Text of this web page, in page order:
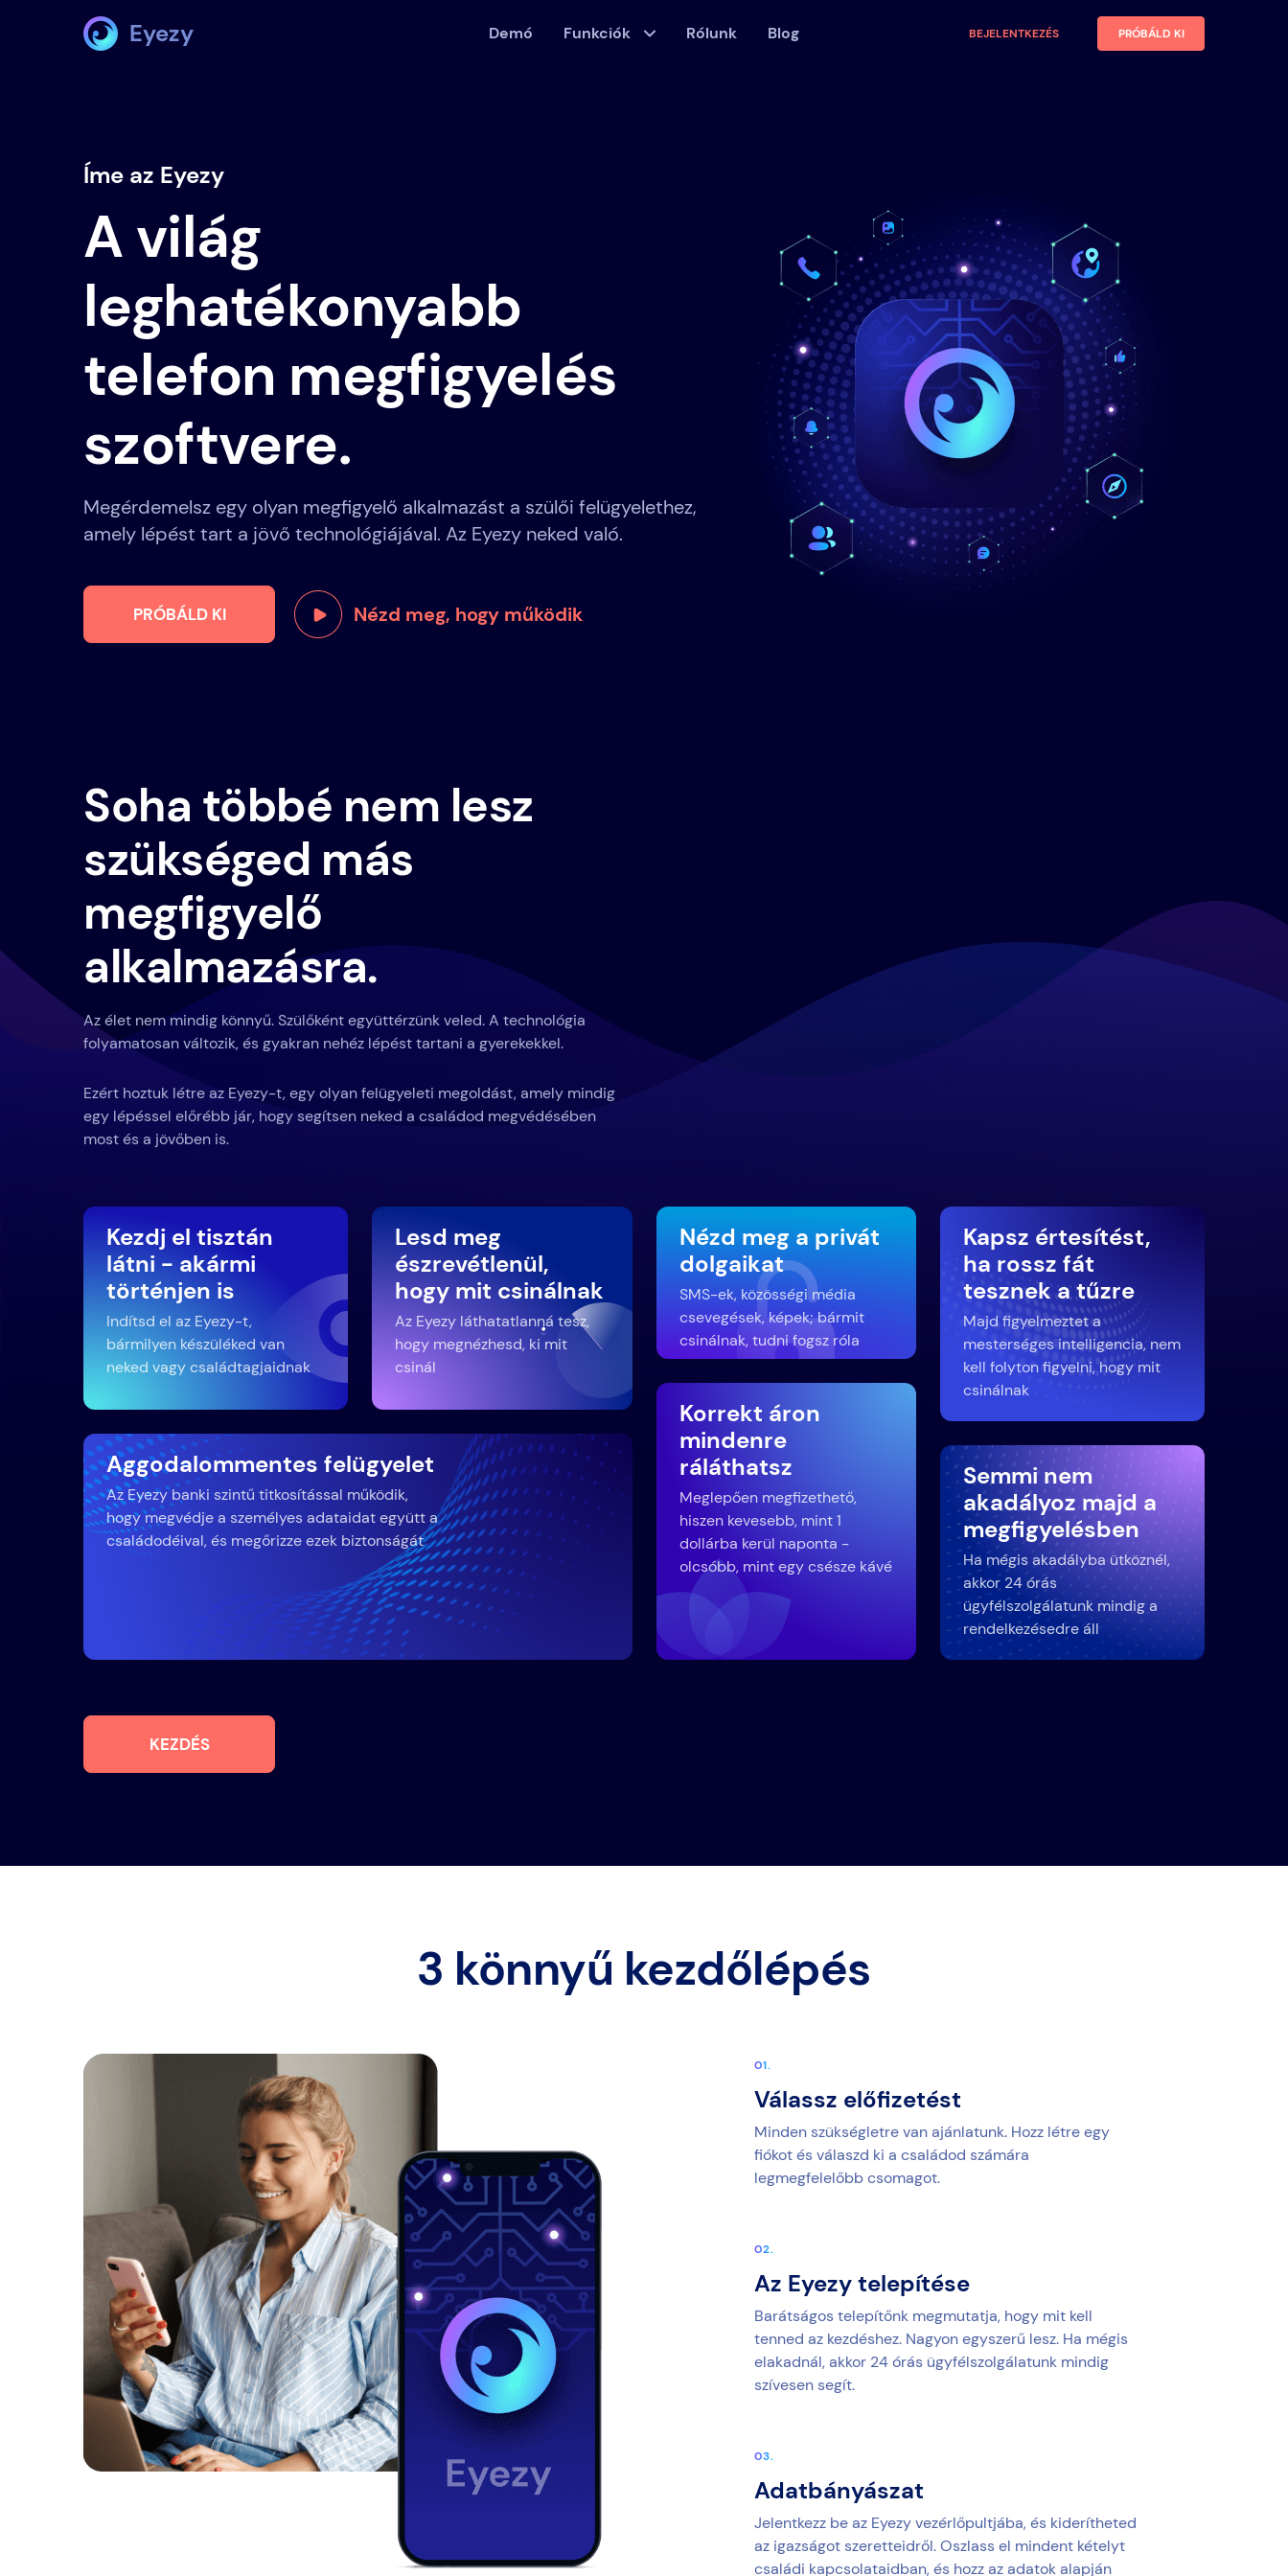
Eyezy Demó Funkciók Rólunk Blog BEJELENTKEZÉS PRÓBÁLD KI
Íme az Eyezy
A világ
leghatékonyabb
telefon megfigyelés
szoftvere.
Megérdemelsz egy olyan megfigyelő alkalmazást a szülői felügyelethez,
amely lépést tart a jövő technológiájával. Az Eyezy neked való.
PRÓBÁLD KI Nézd meg, hogy működik
Soha többé nem lesz
szükséged más
megfigyelő
alkalmazásra.
Az élet nem mindig könnyű. Szülőként együttérzünk veled. A technológia
folyamatosan változik, és gyakran nehéz lépést tartani a gyerekekkel.
Ezért hoztuk létre az Eyezy-t, egy olyan felügyeleti megoldást, amely mindig
egy lépéssel előrébb jár, hogy segítsen neked a családod megvédésében
most és a jövőben is.
Kezdj el tisztán
látni - akármi
történjen is
Indítsd el az Eyezy-t,
bármilyen készüléked van
neked vagy családtagjaidnak
Lesd meg
észrevétlenül,
hogy mit csinálnak
Az Eyezy láthatatlanná tesz,
hogy megnézhesd, ki mit
csinál
Aggodalommentes felügyelet
Az Eyezy banki szintű titkosítással működik,
hogy megvédje a személyes adataidat együtt a
családodéival, és megőrizze ezek biztonságát
Nézd meg a privát
dolgaikat
SMS-ek, közösségi média
csevegések, képek; bármit
csinálnak, tudni fogsz róla
Korrekt áron
mindenre
ráláthatsz
Meglepően megfizethető,
hiszen kevesebb, mint 1
dollárba kerül naponta -
olcsóbb, mint egy csésze kávé
Kapsz értesítést,
ha rossz fát
tesznek a tűzre
Majd figyelmeztet a
mesterséges intelligencia, nem
kell folyton figyelni, hogy mit
csinálnak
Semmi nem
akadályoz majd a
megfigyelésben
Ha mégis akadályba ütköznél,
akkor 24 órás
ügyfélszolgálatunk mindig a
rendelkezésedre áll
KEZDÉS
3 könnyű kezdőlépés
Válassz előfizetést
Minden szükségletre van ajánlatunk. Hozz létre egy
fiókot és válaszd ki a családod számára
legmegfelelőbb csomagot.
Az Eyezy telepítése
Barátságos telepítőnk megmutatja, hogy mit kell
tenned az kezdéshez. Nagyon egyszerű lesz. Ha mégis
elakadnál, akkor 24 órás ügyfélszolgálatunk mindig
szívesen segít.
Adatbányászat
Jelentkezz be az Eyezy vezérlőpultjába, és kiderítheted
az igazságot szeretteidről. Oszlass el mindent kételyt
családi kapcsolataidban, és hozz az adatok alapján